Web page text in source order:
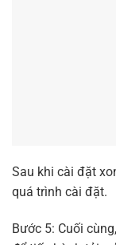
Sau khi cài đặt
quá trình cài đặt.
Bước 5: Cuối